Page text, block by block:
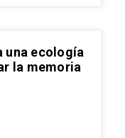
una ecología
la memoria